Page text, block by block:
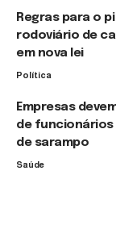
Regras para o
rodoviário de
em nova lei
Política
Empresas
de
de sarampo
Saúde